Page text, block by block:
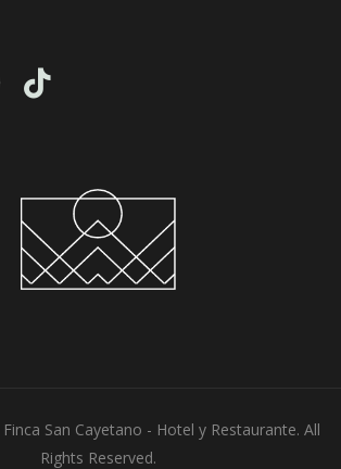
San Cayetano - Hotel y Restaurante. All
Rights Reserved.